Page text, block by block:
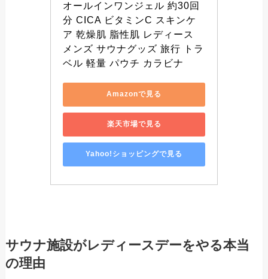
オールインワンジェル 約30回
分 CICA ビタミンC スキンケ
ア 乾燥肌 脂性肌 レディース
メンズ サウナグッズ 旅行 トラ
ベル 軽量 パウチ カラビナ
Amazonで見る
楽天市場で見る
Yahoo!ショッピングで見る
サウナ施設がレディースデーをやる本当
の理由